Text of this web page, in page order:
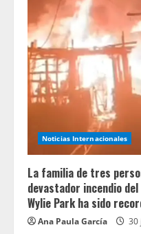
Noticias Internacionales
La familia de tres
devastador incendio
Wylie Park ha sido
Ana Paula García 30